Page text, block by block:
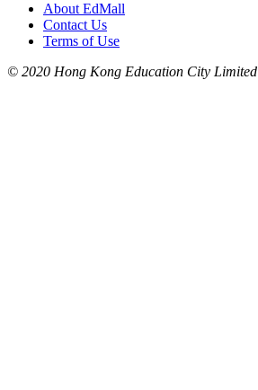
About EdMall
Contact Us
Terms of Use
© 2020 Hong Kong Education City Limited